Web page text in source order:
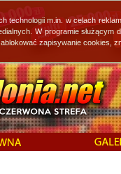
technologii m.in. w celach
W programie
zapisywanie cookies,